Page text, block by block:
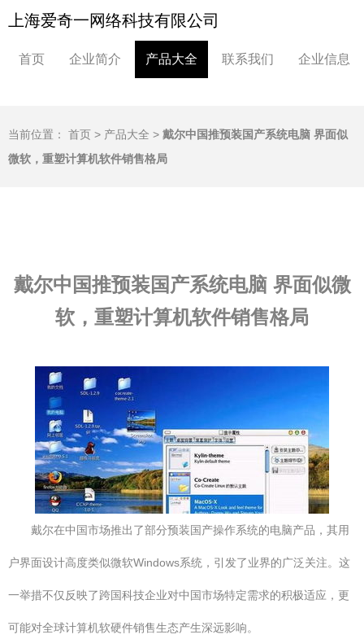
上海爱奇一网络科技有限公司
首页 企业简介 产品大全 联系我们 企业信息
当前位置： 首页 > 产品大全 > 戴尔中国推预装国产系统电脑 界面似
微软，重塑计算机软件销售格局
戴尔中国推预装国产系统电脑 界面似微
软，重塑计算机软件销售格局
戴尔在中国市场推出了部分预装国产操作系统的电脑产品，其用
户界面设计高度类似微软Windows系统，引发了业界的广泛关注。这
一举措不仅反映了跨国科技企业对中国市场特定需求的积极适应，更
可能对全球计算机软硬件销售生态产生深远影响。